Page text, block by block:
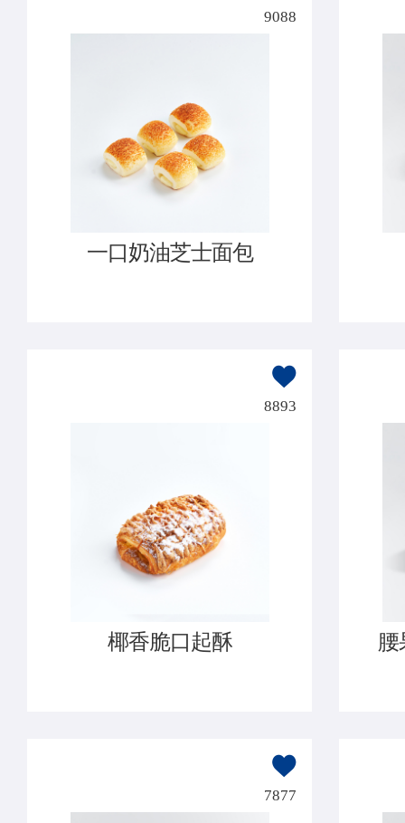
9088
一口奶油芝士面包
8893
椰香脆口起酥 腰
7877